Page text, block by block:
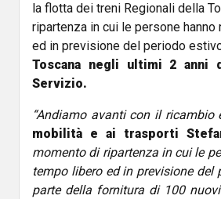
la flotta dei treni Regionali della
ripartenza in cui le persone
ed in previsione del periodo
Toscana negli ultimi 2
Servizio.
“Andiamo avanti con il ricambio
mobilità e ai trasporti
momento di ripartenza in cui le
tempo libero ed in previsione del
parte della fornitura di 100